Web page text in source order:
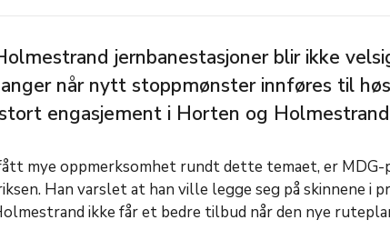
jernbanestasjoner blir ikke
når nytt stoppmønster innføres til
engasjement i Horten og
mye oppmerksomhet rundt dette temaet, er
Han varslet at han ville legge seg på skinnene i
ikke får et bedre tilbud når den nye